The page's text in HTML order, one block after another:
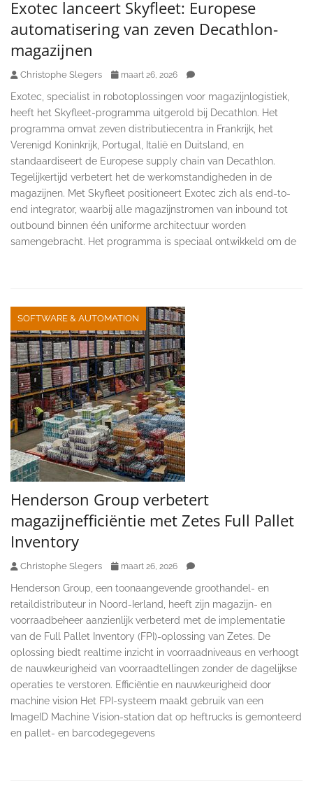
Exotec lanceert Skyfleet: Europese
automatisering van zeven Decathlon-
magazijnen
Christophe Slegers maart 26, 2026
Exotec, specialist in robotoplossingen voor magazijnlogistiek,
heeft het Skyfleet-programma uitgerold bij Decathlon. Het
programma omvat zeven distributiecentra in Frankrijk, het
Verenigd Koninkrijk, Portugal, Italië en Duitsland, en
standaardiseert de Europese supply chain van Decathlon.
Tegelijkertijd verbetert het de werkomstandigheden in de
magazijnen. Met Skyfleet positioneert Exotec zich als end-to-
end integrator, waarbij alle magazijnstromen van inbound tot
outbound binnen één uniforme architectuur worden
samengebracht. Het programma is speciaal ontwikkeld om de
SOFTWARE & AUTOMATION
Henderson Group verbetert
magazijnefficiëntie met Zetes Full Pallet
Inventory
Christophe Slegers maart 26, 2026
Henderson Group, een toonaangevende groothandel- en
retaildistributeur in Noord-Ierland, heeft zijn magazijn- en
voorraadbeheer aanzienlijk verbeterd met de implementatie
van de Full Pallet Inventory (FPI)-oplossing van Zetes. De
oplossing biedt realtime inzicht in voorraadniveaus en verhoogt
de nauwkeurigheid van voorraadtellingen zonder de dagelijkse
operaties te verstoren. Efficiëntie en nauwkeurigheid door
machine vision Het FPI-systeem maakt gebruik van een
ImageID Machine Vision-station dat op heftrucks is gemonteerd
en pallet- en barcodegegevens